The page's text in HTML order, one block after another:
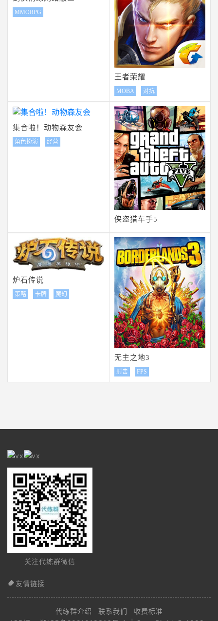
MMORPG
王者荣耀
MOBA 对抗
集合啦！动物森友会
角色扮演 经营
侠盗猎车手5
炉石传说
策略 卡牌 魔幻
无主之地3
射击 FPS
关注代练群微信
友情链接
代练群介绍 联系我们
收费标准